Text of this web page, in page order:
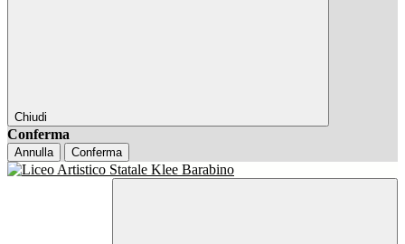
Chiudi
Conferma
Annulla Conferma